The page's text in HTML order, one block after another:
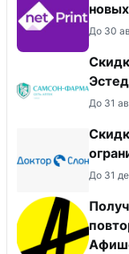
До 30
До 31
До 31